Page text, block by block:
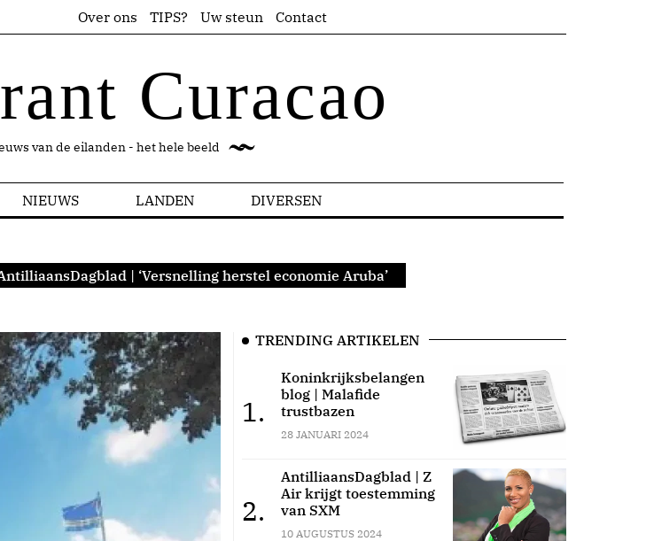
Over ons TIPS? Uw steun Contact
Curacao
van de eilanden - het hele beeld
NIEUWS LANDEN DIVERSEN
| ‘Versnelling herstel economie Aruba’
TRENDING ARTIKELEN
1.
Koninkrijksbelangen
blog | Malafide
trustbazen
28 JANUARI 2024
2.
AntilliaansDagblad | Z
Air krijgt toestemming
van SXM
10 AUGUSTUS 2024